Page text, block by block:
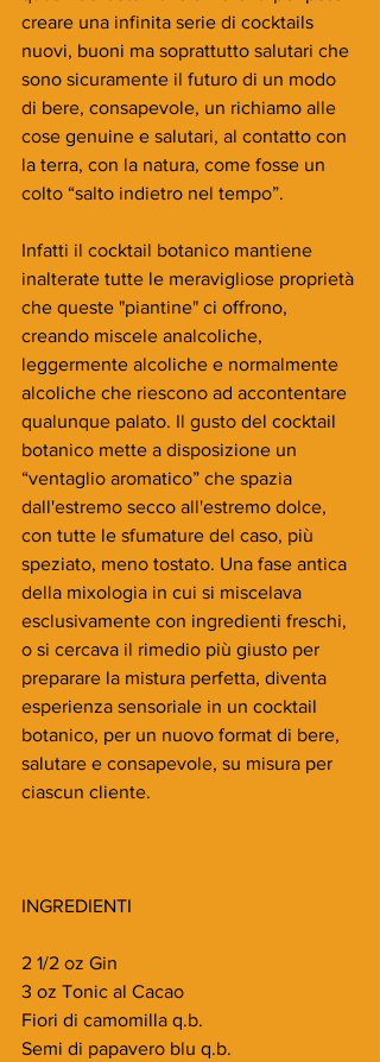
creare una infinita serie di cocktails
nuovi, buoni ma soprattutto salutari che
sono sicuramente il futuro di un modo
di bere, consapevole, un richiamo alle
cose genuine e salutari, al contatto con
la terra, con la natura, come fosse un
colto “salto indietro nel tempo”.
Infatti il cocktail botanico mantiene
inalterate tutte le meravigliose proprietà
che queste "piantine" ci offrono,
creando miscele analcoliche,
leggermente alcoliche e normalmente
alcoliche che riescono ad accontentare
qualunque palato. Il gusto del cocktail
botanico mette a disposizione un
“ventaglio aromatico” che spazia
dall'estremo secco all'estremo dolce,
con tutte le sfumature del caso, più
speziato, meno tostato. Una fase antica
della mixologia in cui si miscelava
esclusivamente con ingredienti freschi,
o si cercava il rimedio più giusto per
preparare la mistura perfetta, diventa
esperienza sensoriale in un cocktail
botanico, per un nuovo format di bere,
salutare e consapevole, su misura per
ciascun cliente.
INGREDIENTI
2 1/2 oz Gin
3 oz Tonic al Cacao
Fiori di camomilla q.b.
Semi di papavero blu q.b.